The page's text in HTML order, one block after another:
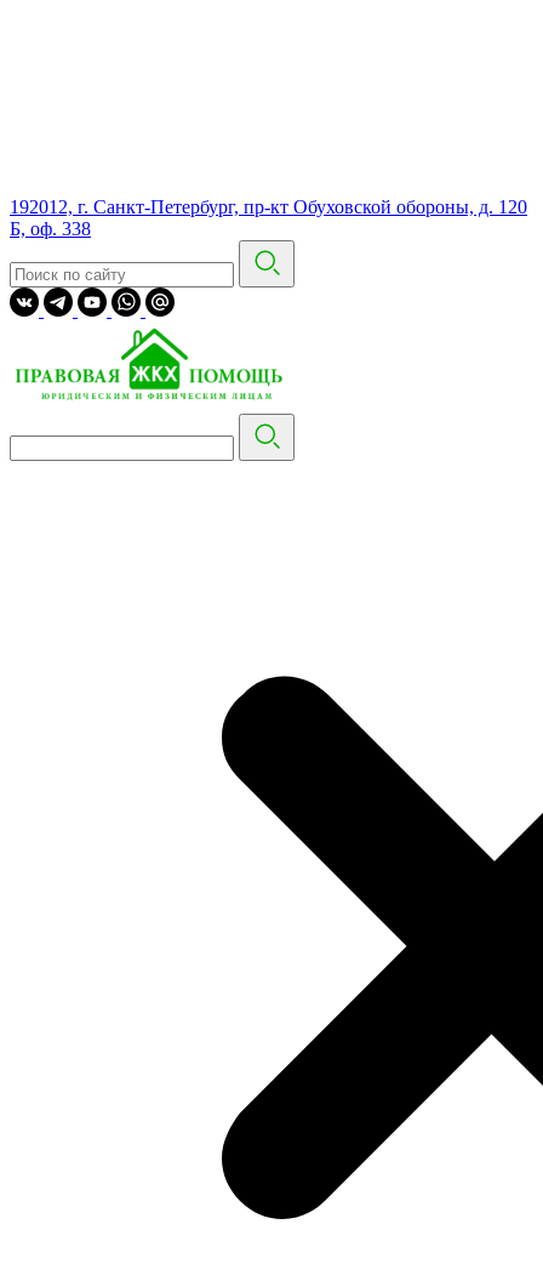
192012, г. Санкт-Петербург, пр-кт Обуховской обороны, д. 120
Б, оф. 338